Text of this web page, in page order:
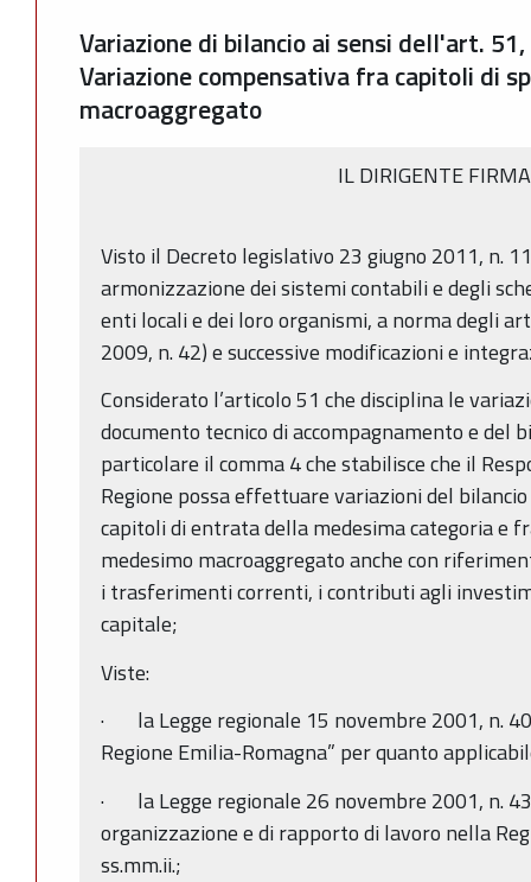
Variazione di bilancio ai sensi dell'art.
Variazione compensativa fra capitoli di
macroaggregato
IL DIRIGENTE
Visto il Decreto legislativo 23 giugno 2011, n.
armonizzazione dei sistemi contabili e degli
enti locali e dei loro organismi, a norma degli
2009, n. 42) e successive modificazioni e
Considerato l’articolo 51 che disciplina le
documento tecnico di accompagnamento e del
particolare il comma 4 che stabilisce che il
Regione possa effettuare variazioni del
capitoli di entrata della medesima categoria e
medesimo macroaggregato anche con
i trasferimenti correnti, i contributi agli
capitale;
Viste:
· la Legge regionale 15 novembre 2001, n.
Regione Emilia-Romagna” per quanto
· la Legge regionale 26 novembre 2001, n.
organizzazione e di rapporto di lavoro nella
ss.mm.ii.;